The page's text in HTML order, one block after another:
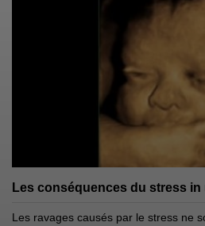
Les conséquences du stress in
Les ravages causés par le stress ne